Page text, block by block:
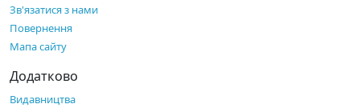
Зв'язатися з нами
Повернення
Мапа сайту
Додатково
Видавництва